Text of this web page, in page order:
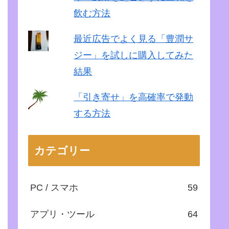
飲む方法
最近広告でよく見る「豊潤サ
ジー」を試しに購入してみた
結果
「引き寄せ」を高確率で発動
する方法
カテゴリー
PC / スマホ 59
アプリ・ツール 64